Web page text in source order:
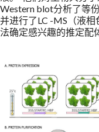
Western blot分析了等
并进行了LC -MS（液
法确定感兴趣的推定配